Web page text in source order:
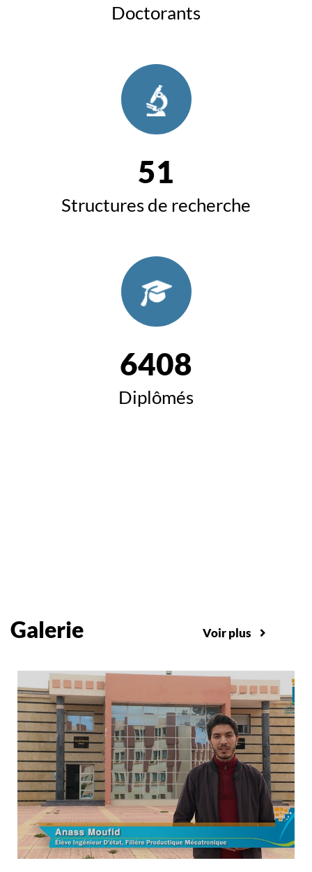
Doctorants
51
Structures de recherche
6408
Diplômés
Galerie Voir plus